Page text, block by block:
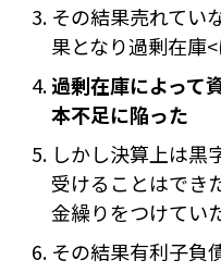
その結果売れてい
果となり過剰在庫
過剰在庫によって
本不足に陥った
しかし決算上は黒
受けることはでき
金繰りをつけてい
その結果有利子負